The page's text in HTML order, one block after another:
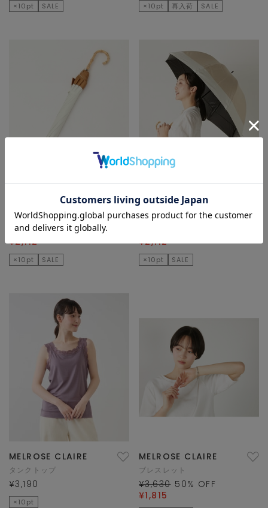
×10pt SALE ×10pt 再入荷 SALE
MELROSE CLAIRE
長傘
¥3,520 40% OFF
¥2,112
×10pt SALE
MELROSE CLAIRE
長傘
¥2,112
×10pt SALE
MELROSE CLAIRE
タンクトップ
¥3,190
×10pt
MELROSE CLAIRE
ブレスレット
¥3,630 50% OFF
¥1,815